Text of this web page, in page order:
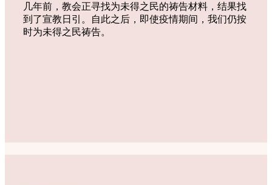
几年前，教会正寻找为未得之民的祷告材料，结果找
到了宣教日引。自此之后，即使疫情期间，我们仍按
时为未得之民祷告。